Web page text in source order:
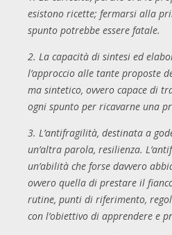
esistono ricette; fermarsi alla
spunto potrebbe essere fatale.
2. La capacità di sintesi ed
l’approccio alle tante proposte
ma sintetico, ovvero capace di
ogni spunto per ricavarne una
3. L’antifragilità, destinata a
un’altra parola, resilienza.
un’abilità che forse davvero
ovvero quella di prestare il
rutine, punti di riferimento,
con l’obiettivo di apprendere e